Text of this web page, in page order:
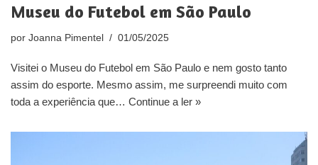
Museu do Futebol em São Paulo
por Joanna Pimentel 01/05/2025
Visitei o Museu do Futebol em São Paulo e nem gosto tanto
assim do esporte. Mesmo assim, me surpreendi muito com
toda a experiência que… Continue a ler »